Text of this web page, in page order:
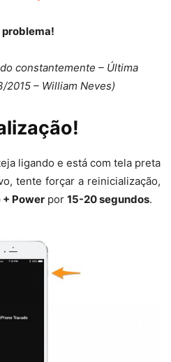
problema!
constantemente – Última
2015 – William Neves)
ligando e está com tela preta
tente forçar a reinicialização,
+ Power por 15-20 segundos.